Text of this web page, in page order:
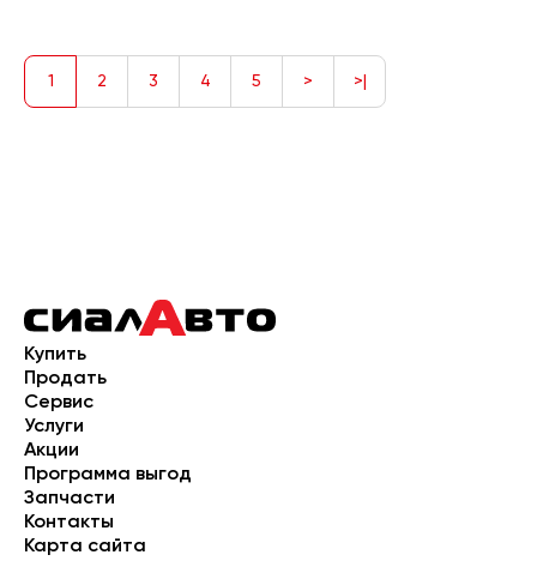
1 2 3 4 5 > >|
Купить
Продать
Сервис
Услуги
Акции
Программа выгод
Запчасти
Контакты
Карта сайта